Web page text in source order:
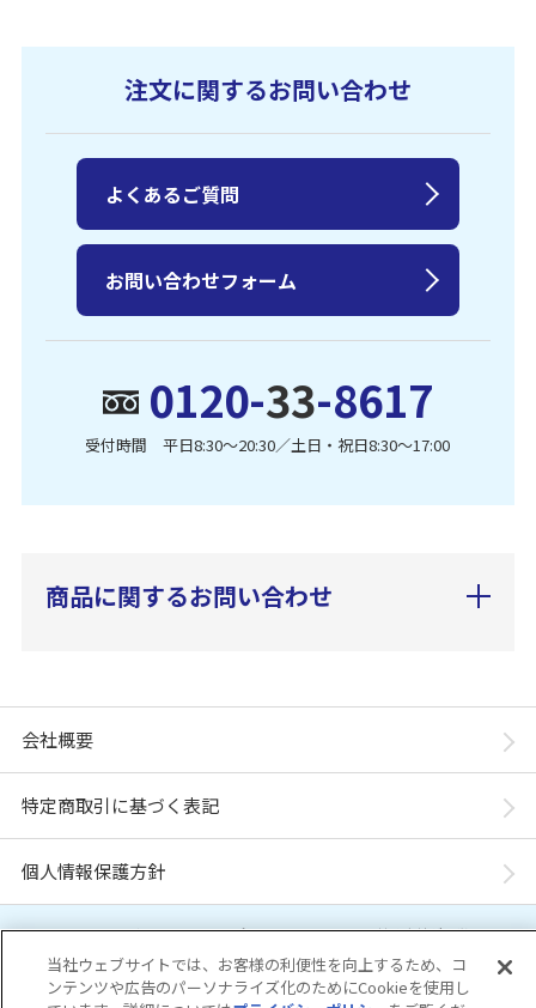
注文に関するお問い合わせ
0120-33-8617
受付時間 平日8:30〜20:30／土日・祝日8:30〜17:00
よくあるご質問
お問い合わせフォーム
商品に関するお問い合わせ
会社概要
特定商取引に基づく表記
個人情報保護方針
「ユニ・チャーム ダイレクトショップ」は、ユニ・チャーム株式会社が運営してい
ます。※当店に掲載されているコンテンツは、事前の許可が無い限り無断使用・複
製・転載を禁じます。
当社ウェブサイトでは、お客様の利便性を向上するため、コ
ンテンツや広告のパーソナライズ化のためにCookieを使用し